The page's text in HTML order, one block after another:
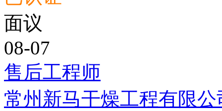
面议
08-07
售后工程师
常州新马干燥工程有限公